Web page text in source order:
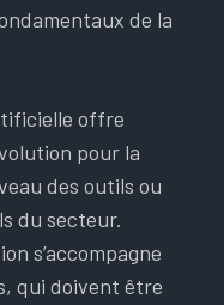
de la
offre
pour la
des outils ou
du secteur.
s’accompagne
qui doivent être